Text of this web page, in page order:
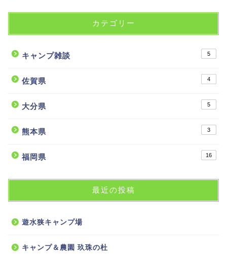
カテゴリー
キャンプ雑談 5
佐賀県 4
大分県 5
熊本県 3
福岡県 16
最近の投稿
遊水狭キャンプ場
キャンプ＆農園 玖珠の杜